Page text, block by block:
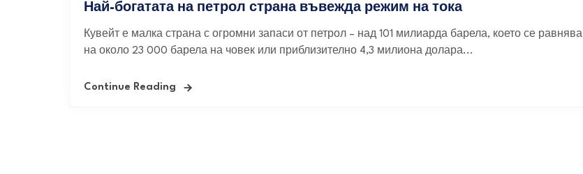
Най-богатата на петрол страна въвежда режим на тока
Кувейт е малка страна с огромни запаси от петрол – над 101 милиарда барела, което се равнява
на около 23 000 барела на човек или приблизително 4,3 милиона долара...
Continue Reading